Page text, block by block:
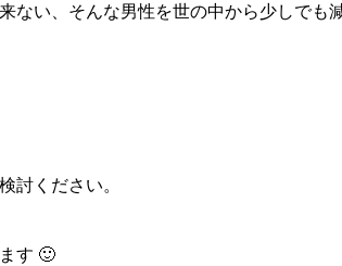
ない、そんな男性を世の中から少しでも
討ください。
す 🙂